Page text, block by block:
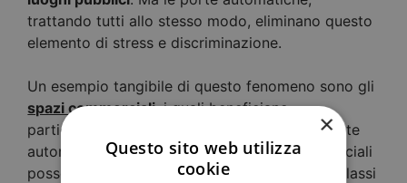
trattando tutti allo stesso modo, eliminano questo
elemento di stress e discriminazione.
Un esempio tangibile di questo fenomeno sono gli
spazi commerciali, i quali beneficiano
particolarmente dell’effetto inclusivo delle porte
automatiche. Negozi di lusso o centri commerciali
possono risultare intimidatori per persone di classi
×
Questo sito web utilizza
cookie